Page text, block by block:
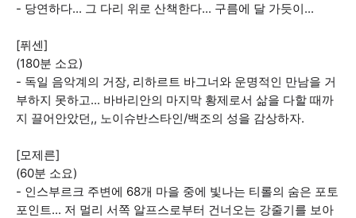
- 당연하다... 그 다리 위로 산책한다... 구름에 달 가듯이...
[퓌센]
(180분 소요)
- 독일 음악계의 거장, 리하르트 바그너와 운명적인 만남을 거
부하지 못하고... 바바리안의 마지막 황제로서 삶을 다할 때까
지 끌어안았던,, 노이슈반스타인/백조의 성을 감상하자.
[모제른]
(60분 소요)
- 인스부르크 주변에 68개 마을 중에 빛나는 티롤의 숨은 포토
포인트... 저 멀리 서쪽 알프스로부터 건너오는 강줄기를 보아